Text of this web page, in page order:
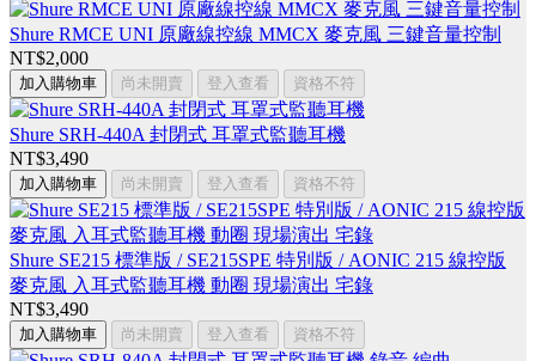
Shure RMCE UNI 原廠線控線 MMCX 麥克風 三鍵音量控制
NT$2,000
加入購物車 尚未開賣 登入查看 資格不符
Shure SRH-440A 封閉式 耳罩式監聽耳機
NT$3,490
加入購物車 尚未開賣 登入查看 資格不符
Shure SE215 標準版 / SE215SPE 特別版 / AONIC 215 線控版
麥克風 入耳式監聽耳機 動圈 現場演出 宅錄
NT$3,490
加入購物車 尚未開賣 登入查看 資格不符